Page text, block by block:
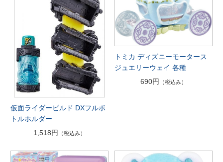
仮面ライダービルド DXフルボ
トルホルダー
1,518円
（税込み）
トミカ ディズニーモータース
ジュエリーウェイ 各種
690円
（税込み）